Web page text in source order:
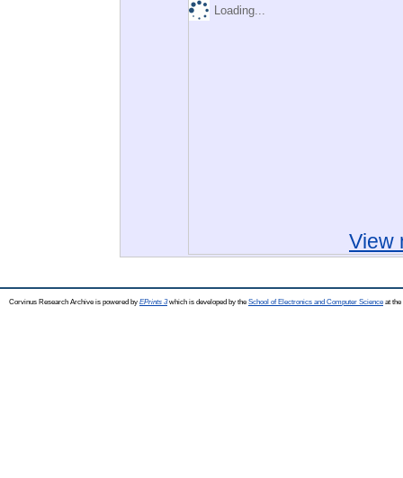
Loading...
View
Corvinus Research Archive is powered by EPrints 3which is developed by the School of Electronics and Computer Science at